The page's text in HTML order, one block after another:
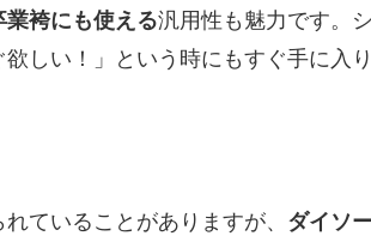
業袴にも使える汎用性も魅力です。
しい！」という時にもすぐ手に入り
ていることがありますが、 ダイソ